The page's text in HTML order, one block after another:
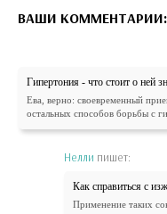
ВАШИ КОММЕНТАРИИ:
Гипертония - что стоит о ней
Ева, верно: своевременный
остальных способов борьбы с
Нелли пишет:
Как справиться с
Применение таких